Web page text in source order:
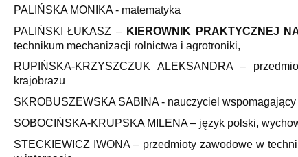
PALIŃSKA MONIKA - matematyka
PALIŃSKI ŁUKASZ – KIEROWNIK PRAKTYCZNEJ
technikum mechanizacji rolnictwa i agrotroniki,
RUPIŃSKA-KRZYSZCZUK ALEKSANDRA –
krajobrazu
SKROBUSZEWSKA SABINA - nauczyciel wspomagający
SOBOCIŃSKA-KRUPSKA MILENA – język polski,
STECKIEWICZ IWONA – przedmioty zawodowe w